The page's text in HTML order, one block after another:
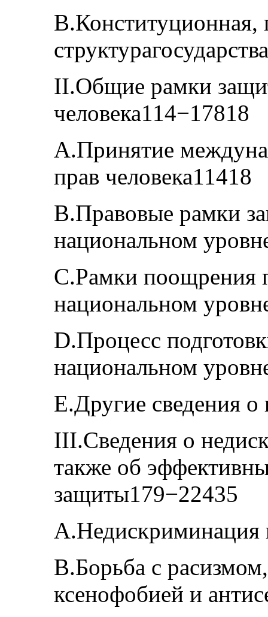
В.Конституционная,
II.Общие рамки
человека114−17818
А.Принятие
прав человека11418
В.Правовые рамки
национальном
С.Рамки поощрения
национальном
D.Процесс
национальном
Е.Другие сведения о
III.Сведения о
также об
защиты179−22435
A.Недискриминация
B.Борьба с
ксенофобией и